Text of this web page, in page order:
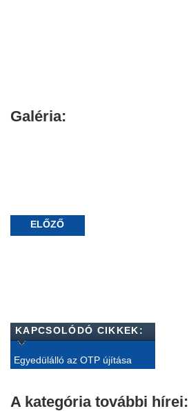
Galéria:
ELŐZŐ
KAPCSOLÓDÓ CIKKEK:
Egyedülálló az OTP újítása
A kategória további hírei: